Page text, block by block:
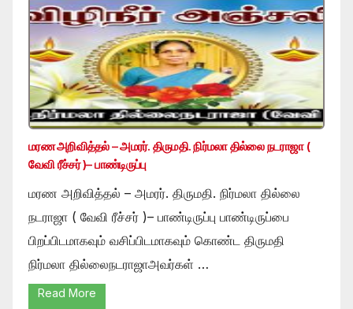
மரண அறிவித்தல் – அமரர். திருமதி. நிர்மலா தில்லை நடராஜா (
வேவி ரீச்சர் )– பாண்டிருப்பு
மரண அறிவித்தல் – அமரர். திருமதி. நிர்மலா தில்லை
நடராஜா ( வேவி ரீச்சர் )– பாண்டிருப்பு பாண்டிருப்பை
பிறப்பிடமாகவும் வசிப்பிடமாகவும் கொண்ட திருமதி
நிர்மலா தில்லைநடராஜாஅவர்கள் …
Read More